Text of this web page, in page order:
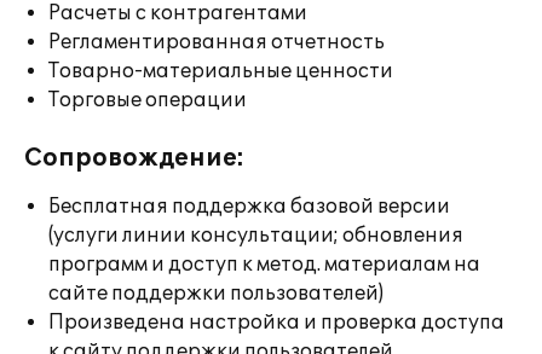
Расчеты с контрагентами
Регламентированная отчетность
Товарно-материальные ценности
Торговые операции
Сопровождение:
Бесплатная поддержка базовой версии
(услуги линии консультации; обновления
программ и доступ к метод. материалам на
сайте поддержки пользователей)
Произведена настройка и проверка доступа